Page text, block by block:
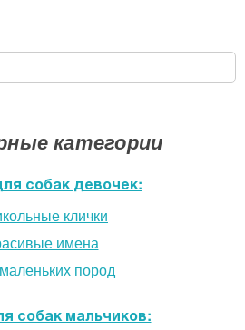
категории
собак девочек:
клички
имена
пород
собак мальчиков: